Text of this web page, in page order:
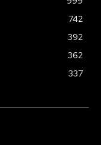
742
392
362
337